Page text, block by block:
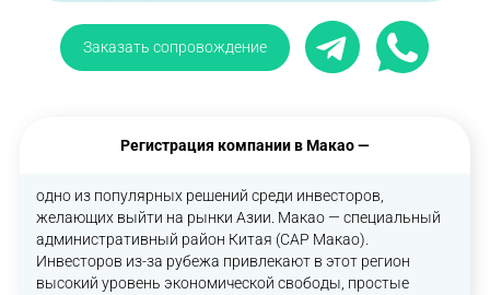
Заказать сопровождение
Регистрация компании в Макао —
одно из популярных решений среди инвесторов,
желающих выйти на рынки Азии. Макао — специальный
административный район Китая (САР Макао).
Инвесторов из-за рубежа привлекают в этот регион
высокий уровень экономической свободы, простые